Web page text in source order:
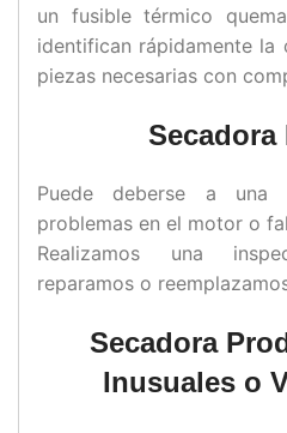
un fusible térmico
identifican rápidamente la
piezas necesarias con
Secadora
Puede deberse a
problemas en el motor o
Realizamos una
reparamos o
Secadora
Inusuales o